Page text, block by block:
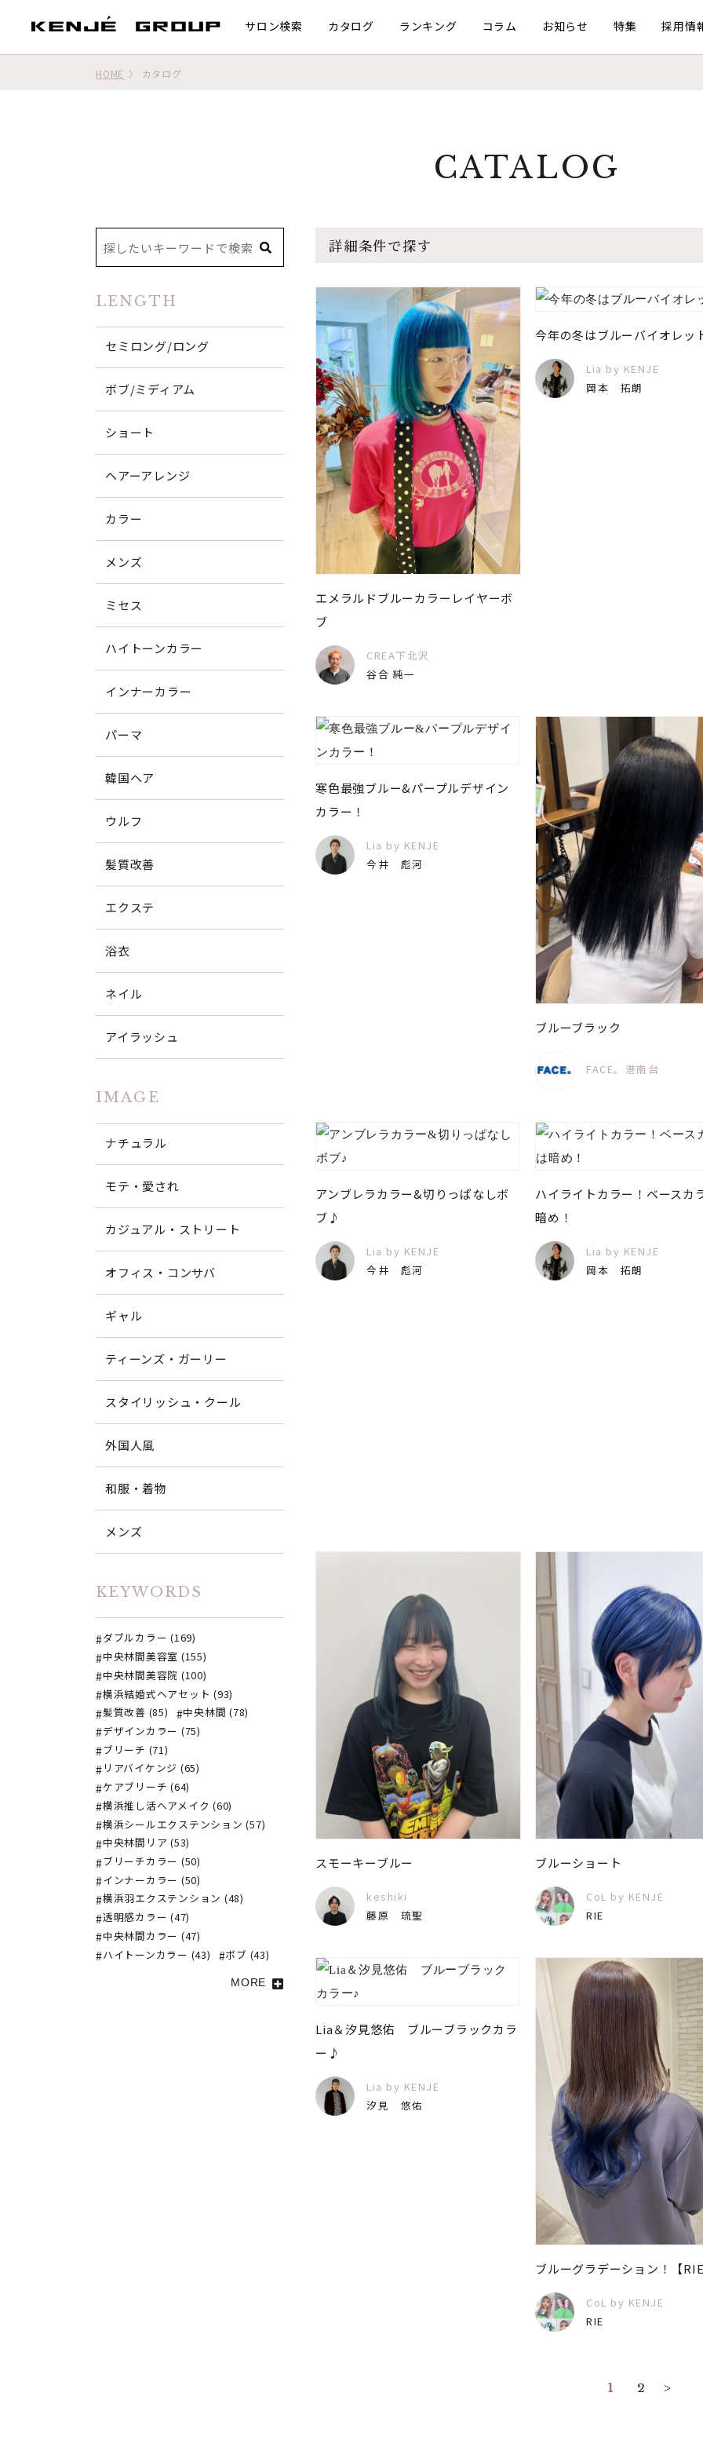
サロン検索 カタログ ランキング コラム お知らせ 特集 採用情
HOME カタログ
CATALOG
詳細条件で探す
エメラルドブルーカラーレイヤーボ
ブ
CREA下北沢
谷合 純一
今年の冬はブルーバイオレッ
Lia by KENJE
岡本 拓朗
寒色最強ブルー&パープルデザイン
カラー！
Lia by KENJE
今井 彪河
ブルーブラック
FACE。港南台
アンブレラカラー&切りっぱなしボ
ブ♪
Lia by KENJE
今井 彪河
ハイライトカラー！ベースカ
暗め！
Lia by KENJE
岡本 拓朗
スモーキーブルー
keshiki
藤原 琉聖
ブルーショート
CoL by KENJE
RIE
Lia＆汐見悠佑 ブルーブラックカラ
ー♪
Lia by KENJE
汐見 悠佑
ブルーグラデーション！【
CoL by KENJE
RIE
1 2 >
LENGTH
セミロング/ロング
ボブ/ミディアム
ショート
ヘアーアレンジ
カラー
メンズ
ミセス
ハイトーンカラー
インナーカラー
パーマ
韓国ヘア
ウルフ
髪質改善
エクステ
浴衣
ネイル
アイラッシュ
IMAGE
ナチュラル
モテ・愛され
カジュアル・ストリート
オフィス・コンサバ
ギャル
ティーンズ・ガーリー
スタイリッシュ・クール
外国人風
和服・着物
メンズ
KEYWORDS
ダブルカラー (169)
中央林間美容室 (155)
中央林間美容院 (100)
横浜結婚式ヘアセット (93)
髪質改善 (85)
中央林間 (78)
デザインカラー (75)
ブリーチ (71)
リアバイケンジ (65)
ケアブリーチ (64)
横浜推し活ヘアメイク (60)
横浜シールエクステンション (57)
中央林間リア (53)
ブリーチカラー (50)
インナーカラー (50)
横浜羽エクステンション (48)
透明感カラー (47)
中央林間カラー (47)
ハイトーンカラー (43)
ボブ (43)
MORE